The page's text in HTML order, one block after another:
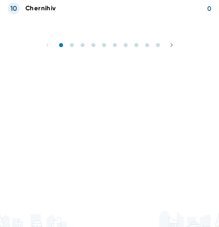
Chernihiv 0
10